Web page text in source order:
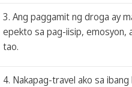
3. Ang paggamit ng droga ay
epekto sa pag-iisip, emosyon,
tao.
4. Nakapag-travel ako sa